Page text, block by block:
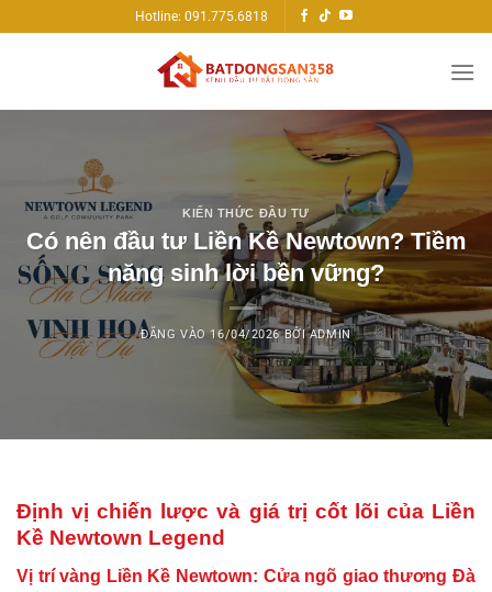
qua
Hotline: 091.775.6818
KIẾN THỨC ĐẦU TƯ
Có nên đầu tư Liền Kề Newtown? Tiềm
năng sinh lời bền vững?
ĐĂNG VÀO16/04/2026 BỞIADMIN
Định vị chiến lược và giá trị cốt lõi của Liền
Kề Newtown Legend
Vị trí vàng Liền Kề Newtown: Cửa ngõ giao thương Đà